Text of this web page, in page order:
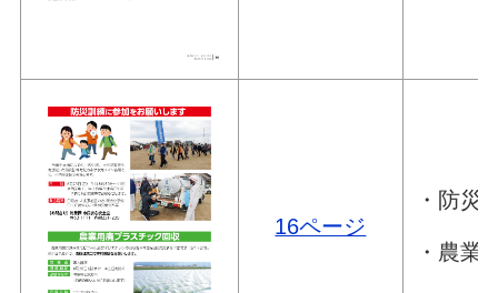
16ページ
・防災
・農業